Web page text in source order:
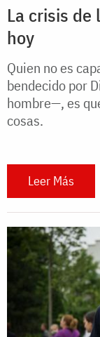
La crisis
hoy
Quien no es
bendecido por
hombre—, es
cosas.
Leer Más